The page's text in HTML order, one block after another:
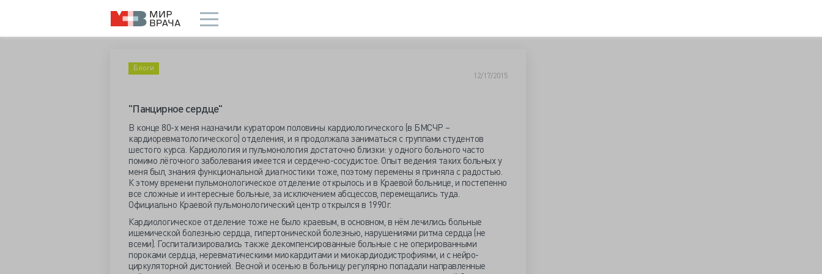
Блоги
12/17/2015
"Панцирное сердце"
В конце 80-х меня назначили куратором половины кардиологического (в БМСЧР –
кардиоревматологического) отделения, и я продолжала заниматься с группами студентов
шестого курса. Кардиология и пульмонология достаточно близки: у одного больного часто
помимо лёгочного заболевания имеется и сердечно-сосудистое. Опыт ведения таких больных у
меня был, знания функциональной диагностики тоже, поэтому перемены я приняла с радостью.
К этому времени пульмонологическое отделение открылось и в Краевой больнице, и постепенно
все сложные и интересные больные, за исключением абсцессов, перемещались туда.
Официально Краевой пульмонологический центр открылся в 1990г.
Кардиологическое отделение тоже не было краевым, в основном, в нём лечились больные
ишемической болезнью сердца, гипертонической болезнью, нарушениями ритма сердца (не
всеми). Госпитализировались также декомпенсированные больные с не оперированными
пороками сердца, неревматическими миокардитами и миокардиодистрофиями, и с нейро-
циркуляторной дистонией. Весной и осенью в больницу регулярно попадали направленные